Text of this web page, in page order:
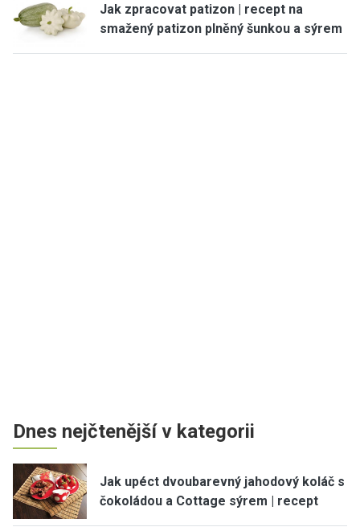
Jak zpracovat patizon | recept na
smažený patizon plněný šunkou a sýrem
Dnes nejčtenější v kategorii
Jak upéct dvoubarevný jahodový koláč s
čokoládou a Cottage sýrem | recept